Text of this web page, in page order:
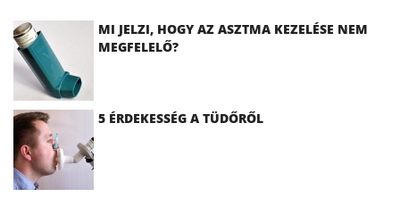
MI JELZI, HOGY AZ ASZTMA KEZELÉSE NEM
MEGFELELŐ?
5 ÉRDEKESSÉG A TÜDŐRŐL